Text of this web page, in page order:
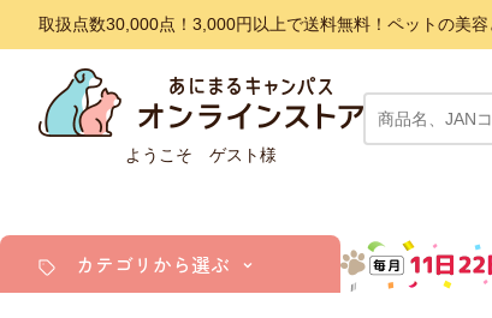
取扱点数30,000点！3,000円以上で送料無料！ペットの美
ようこそ ゲスト様
カテゴリから選ぶ